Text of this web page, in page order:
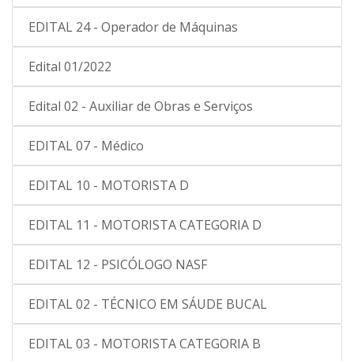
EDITAL 24 - Operador de Máquinas
Edital 01/2022
Edital 02 - Auxiliar de Obras e Serviços
EDITAL 07 - Médico
EDITAL 10 - MOTORISTA D
EDITAL 11 - MOTORISTA CATEGORIA D
EDITAL 12 - PSICÓLOGO NASF
EDITAL 02 - TÉCNICO EM SÁUDE BUCAL
EDITAL 03 - MOTORISTA CATEGORIA B